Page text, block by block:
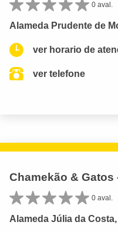
0 aval.
Alameda Prudente de
ver horario de
ver telefone
Chamekão & Gatos
0 aval.
Alameda Júlia da